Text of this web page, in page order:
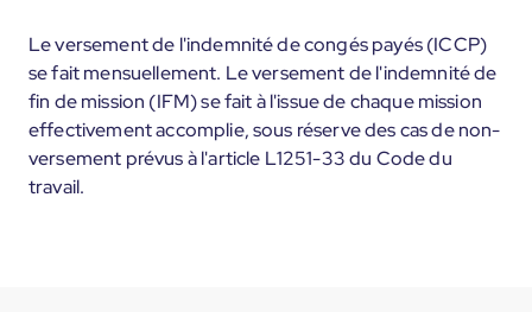
Le versement de l'indemnité de congés payés (ICCP)
se fait mensuellement. Le versement de l'indemnité de
fin de mission (IFM) se fait à l'issue de chaque mission
effectivement accomplie, sous réserve des cas de non-
versement prévus à l'article L1251-33 du Code du
travail.